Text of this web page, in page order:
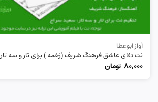
آواز ابوعطا
نت دلای عاشق فرهنگ شریف (زخمه ) برای تار و سه تار
80,000 تومان